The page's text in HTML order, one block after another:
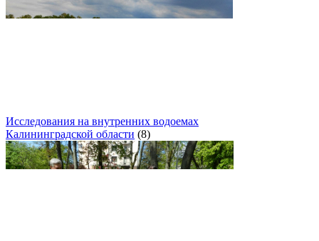
Исследования на внутренних водоемах
Калининградской области (8)